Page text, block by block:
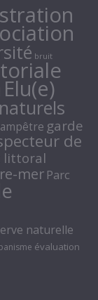
bruit
Elu(e)
garde
de
littoral
mer Parc
naturelle
évaluation